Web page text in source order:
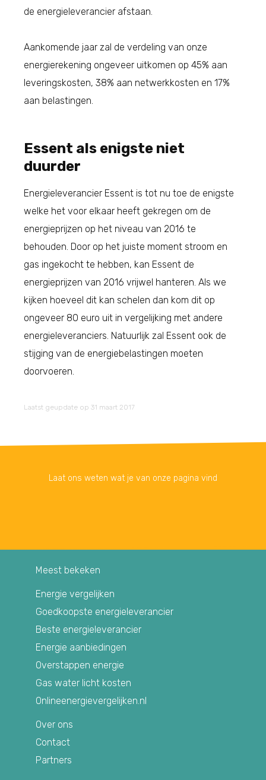
de energieleverancier afstaan.
Aankomende jaar zal de verdeling van onze
energierekening ongeveer uitkomen op 45% aan
leveringskosten, 38% aan netwerkkosten en 17%
aan belastingen.
Essent als enigste niet
duurder
Energieleverancier Essent is tot nu toe de enigste
welke het voor elkaar heeft gekregen om de
energieprijzen op het niveau van 2016 te
behouden. Door op het juiste moment stroom en
gas ingekocht te hebben, kan Essent de
energieprijzen van 2016 vrijwel hanteren. Als we
kijken hoeveel dit kan schelen dan kom dit op
ongeveer 80 euro uit in vergelijking met andere
energieleveranciers. Natuurlijk zal Essent ook de
stijging van de energiebelastingen moeten
doorvoeren.
Laatst geupdate op 31 maart 2017
Laat ons weten wat je van onze pagina vind
Meest bekeken
Energie vergelijken
Goedkoopste energieleverancier
Beste energieleverancier
Energie aanbiedingen
Overstappen energie
Gas water licht kosten
Onlineenergievergelijken.nl
Over ons
Contact
Partners